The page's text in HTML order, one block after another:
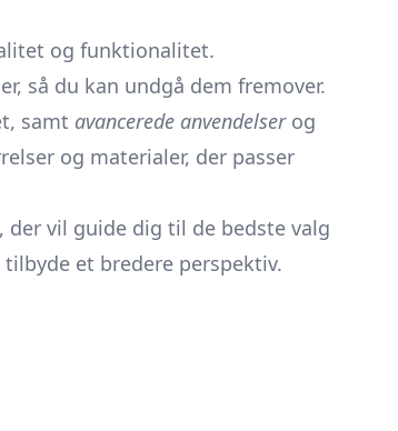
og funktionalitet.
så du kan undgå dem fremover.
samt avancerede anvendelserog
og materialer, der passer
der vil guide dig til de bedste valg
et bredere perspektiv.